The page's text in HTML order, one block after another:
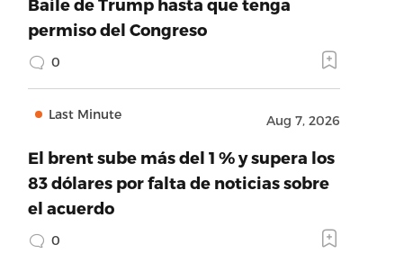
Baile de Trump hasta que tenga
permiso del Congreso
0
Last Minute Aug 7, 2026
El brent sube más del 1 % y supera los
83 dólares por falta de noticias sobre
el acuerdo
0